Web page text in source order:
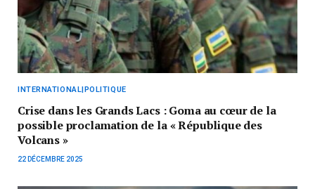
INTERNATIONAL|POLITIQUE
Crise dans les Grands Lacs : Goma au cœur de la
possible proclamation de la « République des
Volcans »
22 DÉCEMBRE 2025